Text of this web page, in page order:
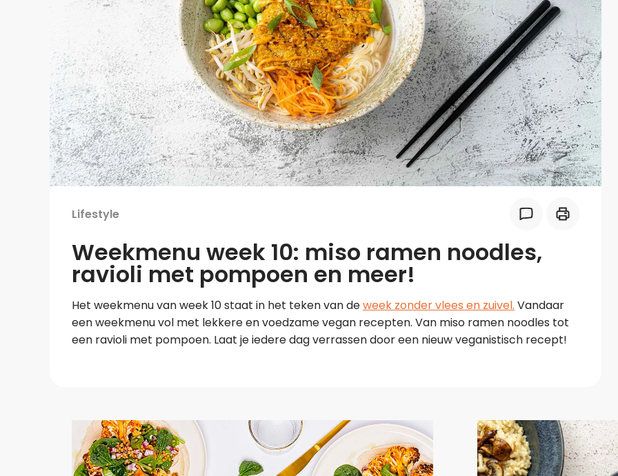
Midden-Oosters
Kooktips & blogs
Leer koken als een chef
Kooktips & blogs
Lifestyle
Weekmenu week 10: miso ramen noodles,
ravioli met pompoen en meer!
Het weekmenu van week 10 staat in het teken van deweek zonder vlees en zuivel. Vandaar
een weekmenu vol met lekkere en voedzame vegan recepten. Van miso ramen noodles tot
een ravioli met pompoen. Laat je iedere dag verrassen door een nieuw veganistisch recept!